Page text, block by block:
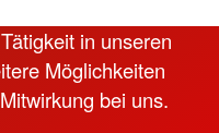
in unseren
Möglichkeiten
bei uns.